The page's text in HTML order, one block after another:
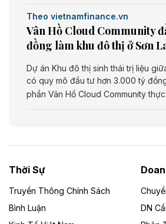
Theo vietnamfinance.vn
Vân Hồ Cloud Community
đồng làm khu đô thị ở Sơn
Dự án Khu đô thị sinh thái trị liệu
có quy mô đầu tư hơn 3.000 tỷ
phần Vân Hồ Cloud Community
Dự án Nhà máy xử lý rác và phát
Công ty TNHH Năng lượng môi
Thời Sự
Truyền Thông Chính Sách
Bình Luận
DN